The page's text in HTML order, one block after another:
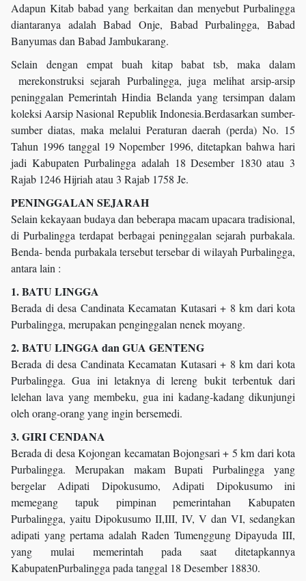
Adapun Kitab babad yang berkaitan dan menyebut Purbalingga
diantaranya adalah Babad Onje, Babad Purbalingga, Babad
Banyumas dan Babad Jambukarang.
Selain dengan empat buah kitap babat tsb, maka dalam
merekonstruksi sejarah Purbalingga, juga melihat arsip-arsip
peninggalan Pemerintah Hindia Belanda yang tersimpan dalam
koleksi Aarsip Nasional Republik Indonesia.Berdasarkan sumber-
sumber diatas, maka melalui Peraturan daerah (perda) No. 15
Tahun 1996 tanggal 19 Nopember 1996, ditetapkan bahwa hari
jadi Kabupaten Purbalingga adalah 18 Desember 1830 atau 3
Rajab 1246 Hijriah atau 3 Rajab 1758 Je.
PENINGGALAN SEJARAH
Selain kekayaan budaya dan beberapa macam upacara tradisional,
di Purbalingga terdapat berbagai peninggalan sejarah purbakala.
Benda- benda purbakala tersebut tersebar di wilayah Purbalingga,
antara lain :
1. BATU LINGGA
Berada di desa Candinata Kecamatan Kutasari + 8 km dari kota
Purbalingga, merupakan penginggalan nenek moyang.
2. BATU LINGGA dan GUA GENTENG
Berada di desa Candinata Kecamatan Kutasari + 8 km dari kota
Purbalingga. Gua ini letaknya di lereng bukit terbentuk dari
lelehan lava yang membeku, gua ini kadang-kadang dikunjungi
oleh orang-orang yang ingin bersemedi.
3. GIRI CENDANA
Berada di desa Kojongan kecamatan Bojongsari + 5 km dari kota
Purbalingga. Merupakan makam Bupati Purbalingga yang
bergelar Adipati Dipokusumo, Adipati Dipokusumo ini
memegang tapuk pimpinan pemerintahan Kabupaten
Purbalingga, yaitu Dipokusumo II,III, IV, V dan VI, sedangkan
adipati yang pertama adalah Raden Tumenggung Dipayuda III,
yang mulai memerintah pada saat ditetapkannya
KabupatenPurbalingga pada tanggal 18 Desember 18830.